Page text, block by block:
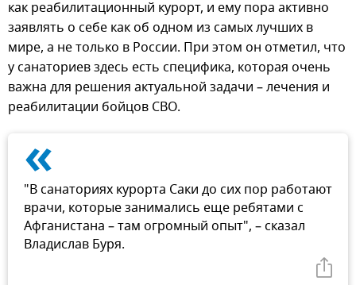
как реабилитационный курорт, и ему пора активно
заявлять о себе как об одном из самых лучших в
мире, а не только в России. При этом он отметил, что
у санаториев здесь есть специфика, которая очень
важна для решения актуальной задачи – лечения и
реабилитации бойцов СВО.
«
"В санаториях курорта Саки до сих пор работают
врачи, которые занимались еще ребятами с
Афганистана – там огромный опыт", – сказал
Владислав Буря.